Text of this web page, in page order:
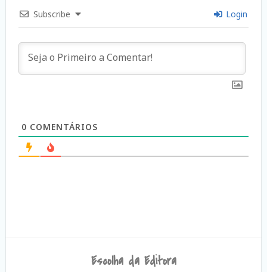
Subscribe Login
0 COMENTÁRIOS
Escolha da Editora